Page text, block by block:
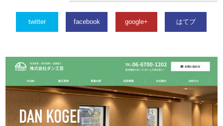
twitter facebook google+ はてブ